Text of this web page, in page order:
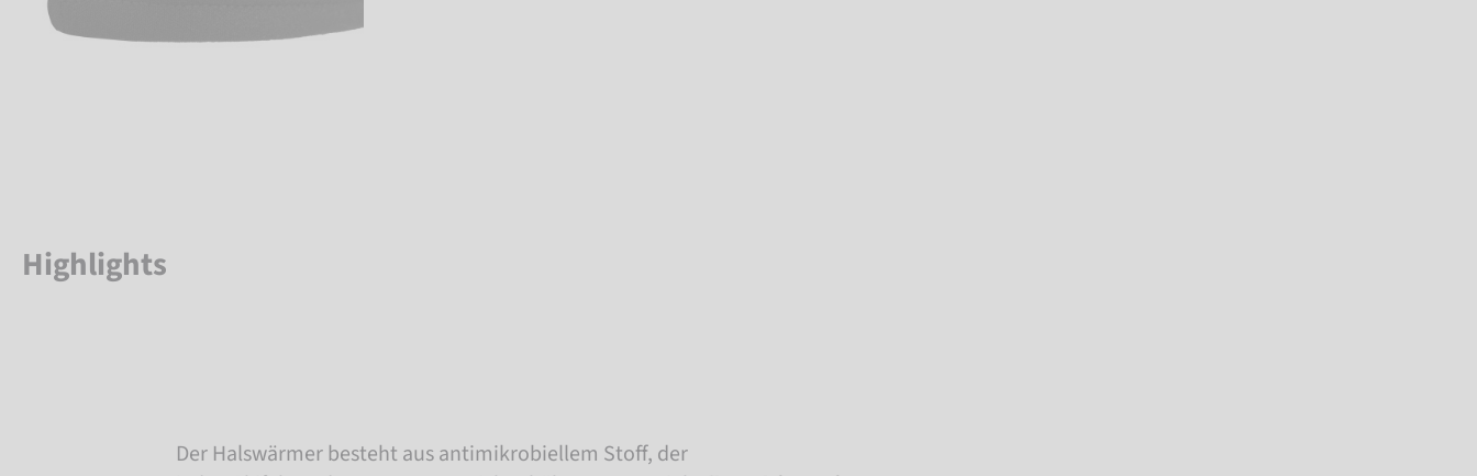
Highlights
Der Halswärmer besteht aus antimikrobiellem Stoff, der